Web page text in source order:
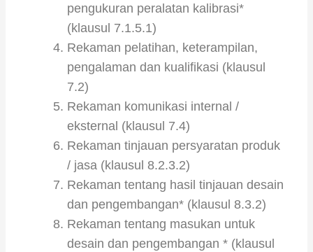
pengukuran peralatan kalibrasi*
(klausul 7.1.5.1)
Rekaman pelatihan, keterampilan,
pengalaman dan kualifikasi (klausul
7.2)
Rekaman komunikasi internal /
eksternal (klausul 7.4)
Rekaman tinjauan persyaratan produk
/ jasa (klausul 8.2.3.2)
Rekaman tentang hasil tinjauan desain
dan pengembangan* (klausul 8.3.2)
Rekaman tentang masukan untuk
desain dan pengembangan * (klausul